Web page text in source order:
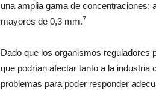
una amplia gama de concentraciones;
mayores de 0,3 mm.7
Dado que los organismos reguladores
que podrían afectar tanto a la
problemas para poder responder